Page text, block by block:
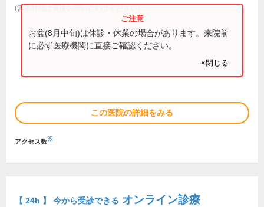
(営業時間は直接お問い合わせください)
お盆(8月中旬)は休診・休業の場合があります。来院前
に必ず医療機関に直接ご確認ください。
×閉じる
この医院の詳細をみる
アクセス数※
【 24h 】 今から受診できる オンライン診療